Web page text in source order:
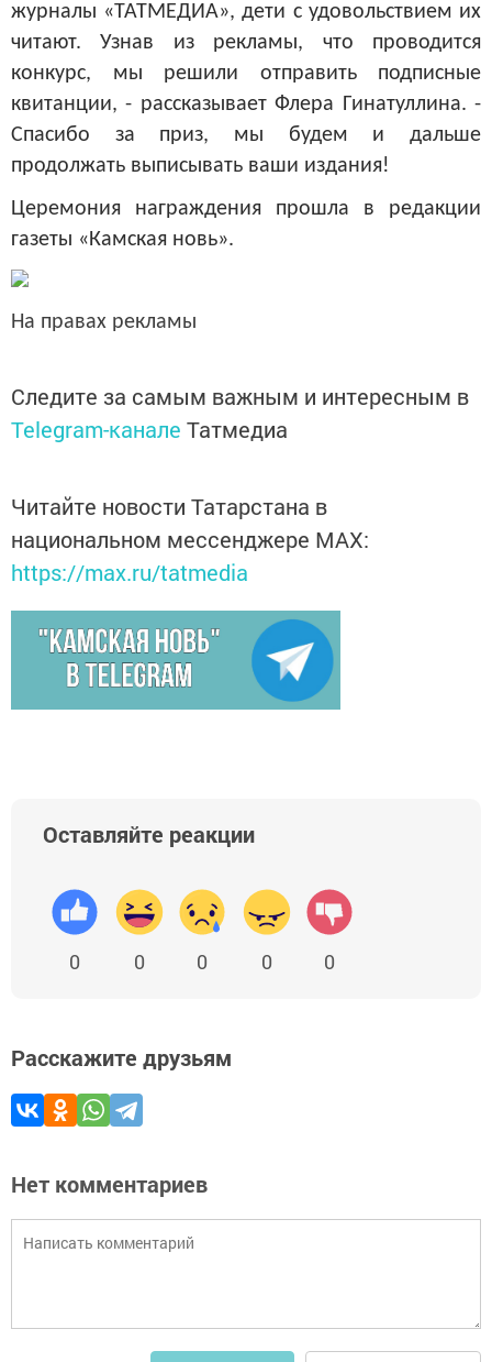
журналы «ТАТМЕДИА», дети с удовольствием их
читают. Узнав из рекламы, что проводится
конкурс, мы решили отправить подписные
квитанции, - рассказывает Флера Гинатуллина. -
Спасибо за приз, мы будем и дальше
продолжать выписывать ваши издания!
Церемония награждения прошла в редакции
газеты «Камская новь».
На правах рекламы
Следите за самым важным и интересным в
Telegram-канале Татмедиа
Читайте новости Татарстана в
национальном мессенджере MАХ:
https://max.ru/tatmedia
Оставляйте реакции
0 0 0 0 0
Расскажите друзьям
Нет комментариев